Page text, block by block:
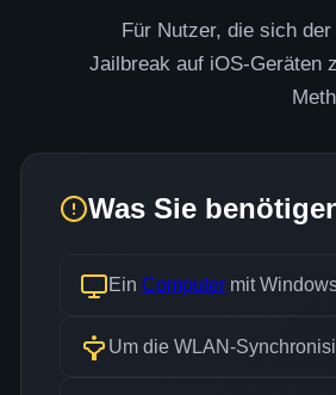
Für Nutzer, die sich
Jailbreak auf iOS-Geräten
Was Sie
Ein Computer mit
Um die WLAN-